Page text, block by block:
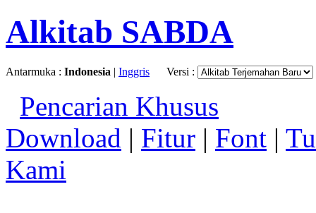
Alkitab SABDA
Antarmuka : Indonesia | Inggris Versi :
Pencarian Khusus
Download | Fitur | Font |
Kami